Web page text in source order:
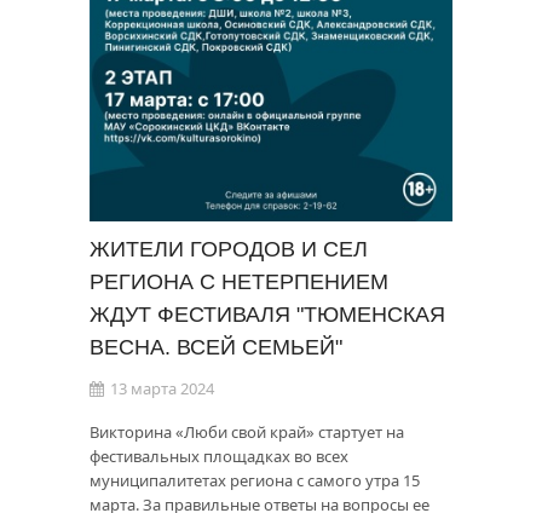
ЖИТЕЛИ ГОРОДОВ И СЕЛ
РЕГИОНА С НЕТЕРПЕНИЕМ
ЖДУТ ФЕСТИВАЛЯ "ТЮМЕНСКАЯ
ВЕСНА. ВСЕЙ СЕМЬЕЙ"
13 марта 2024
Викторина «Люби свой край» стартует на
фестивальных площадках во всех
муниципалитетах региона с самого утра 15
марта. За правильные ответы на вопросы ее